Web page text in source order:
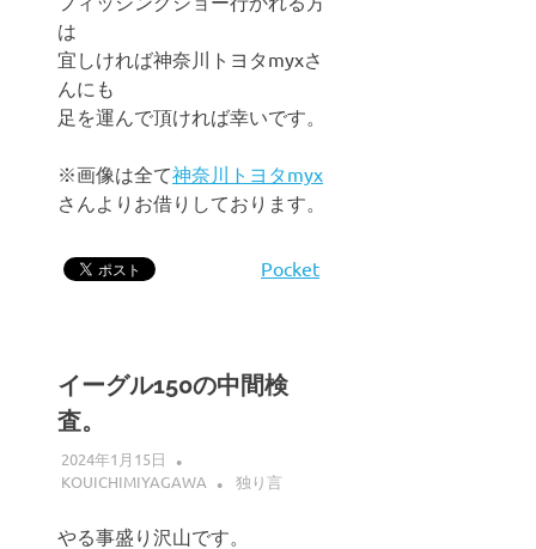
は
宜しければ神奈川トヨタmyxさ
んにも
足を運んで頂ければ幸いです。
※画像は全て神奈川トヨタmyx
さんよりお借りしております。
Pocket
イーグル150の中間検
査。
2024年1月15日
KOUICHIMIYAGAWA
独り言
やる事盛り沢山です。